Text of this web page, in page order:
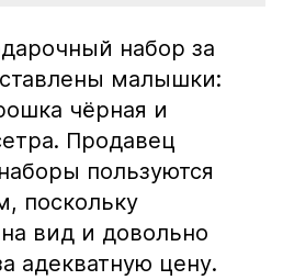
набор за
малышки:
чёрная и
Продавец
пользуются
поскольку
вид и довольно
адекватную цену.